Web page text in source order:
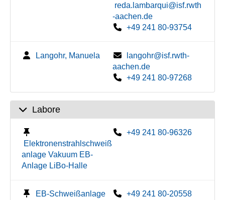
reda.lambarqui@isf.rwth
-aachen.de
+49 241 80-93754
Langohr, Manuela
langohr@isf.rwth-
aachen.de
+49 241 80-97268
Labore
Elektronenstrahlschweiß
anlage Vakuum EB-
Anlage LiBo-Halle
+49 241 80-96326
EB-Schweißanlage
+49 241 80-20558